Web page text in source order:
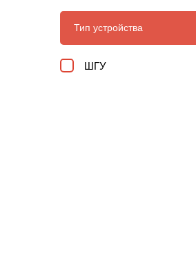
Тип устройства
ШГУ